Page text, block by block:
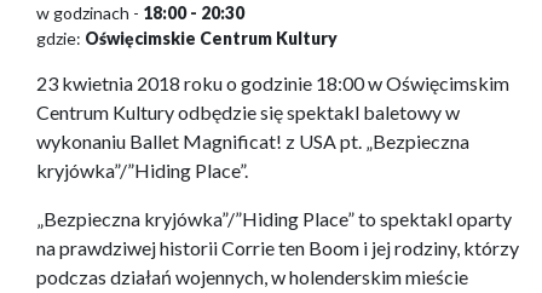
w godzinach - 18:00 - 20:30
gdzie: Oświęcimskie Centrum Kultury
23 kwietnia 2018 roku o godzinie 18:00 w Oświęcimskim
Centrum Kultury odbędzie się spektakl baletowy w
wykonaniu Ballet Magnificat! z USA pt. „Bezpieczna
kryjówka”/”Hiding Place”.
„Bezpieczna kryjówka”/”Hiding Place” to spektakl oparty
na prawdziwej historii Corrie ten Boom i jej rodziny, którzy
podczas działań wojennych, w holenderskim mieście